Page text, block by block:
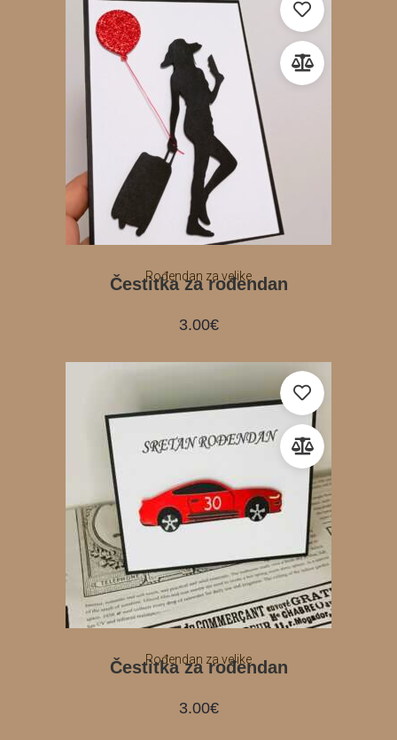
Rođendan za velike
Čestitka za rođendan
3.00€
Rođendan za velike
Čestitka za rođendan
3.00€